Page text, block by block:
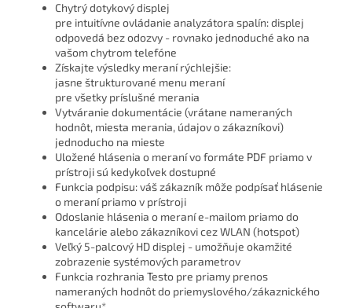
Chytrý dotykový displej
pre intuitívne ovládanie analyzátora spalín: displej
odpovedá bez odozvy - rovnako jednoduché ako na
vašom chytrom telefóne
Získajte výsledky meraní rýchlejšie:
jasne štrukturované menu meraní
pre všetky príslušné merania
Vytváranie dokumentácie (vrátane nameraných
hodnôt, miesta merania, údajov o zákazníkovi)
jednoducho na mieste
Uložené hlásenia o meraní vo formáte PDF priamo v
prístroji sú kedykoľvek dostupné
Funkcia podpisu: váš zákazník môže podpísať hlásenie
o meraní priamo v prístroji
Odoslanie hlásenia o meraní e-mailom priamo do
kancelárie alebo zákazníkovi cez WLAN (hotspot)
Veľký 5-palcový HD displej - umožňuje okamžité
zobrazenie systémových parametrov
Funkcia rozhrania Testo pre priamy prenos
nameraných hodnôt do priemyslového/zákaznického